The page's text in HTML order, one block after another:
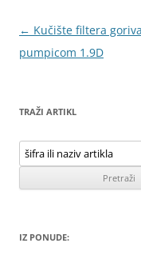
Navigacija
objava
← Kučište filtera
pumpicom 1.9D
TRAŽI ARTIKL
IZ PONUDE: